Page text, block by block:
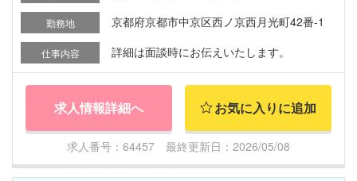
勤務地 京都府京都市中京区西ノ京西月光町42番-1
仕事内容 詳細は面談時にお伝えいたします。
求人情報詳細へ お気に入りに追加
求人番号：64457 最終更新日：2026/05/08